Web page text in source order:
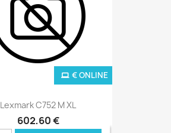
Lexmark C752 M XL
602,60 €
€ ONLINE